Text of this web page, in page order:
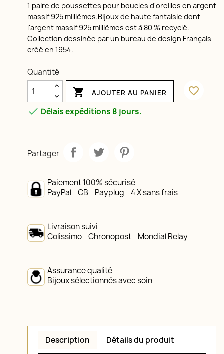
1 paire de poussettes pour boucles d'oreilles en argent
massif 925 millièmes.Bijoux de haute fantaisie dont
l'argent massif 925 millièmes est à 80 % recyclé.
Collection dessinée par un bureau de design Français
créé en 1954.
Quantité
 AJOUTER AU PANIER
favorite_border
 Délais expéditions 8 jours.
Partager
Paiement 100% sécurisé
PayPal - CB - Payplug - 4 X sans frais
Livraison suivi
Colissimo - Chronopost - Mondial Relay
Assurance qualité
Bijoux sélectionnés avec soin
Description Détails du produit